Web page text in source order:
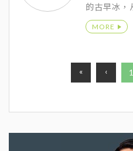
的古早冰，
1946年开
起家，现在
MORE
« ‹ 1